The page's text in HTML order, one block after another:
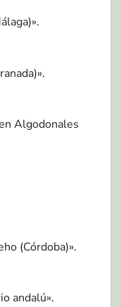
Algodonales
(Córdoba)».
andalú».